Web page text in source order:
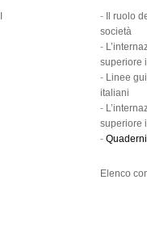
-
Il ruolo
società
-
superiore
- Linee
italiani
-
superiore
-
Elenco